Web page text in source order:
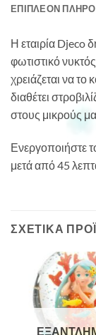
ΕΠΙΠΛΈΟΝ
Η εταιρία Djeco
φωτιστικό
χρειάζεται να
διαθέτει
στους μικρούς
Ενεργοποιήστε
μετά από 45
ΣΧΕΤΙΚΆ